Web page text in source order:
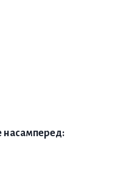
насамперед: